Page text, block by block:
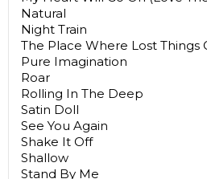
Natural
Night Train
The Place Where Lost Things
Pure Imagination
Roar
Rolling In The Deep
Satin Doll
See You Again
Shake It Off
Shallow
Stand By Me